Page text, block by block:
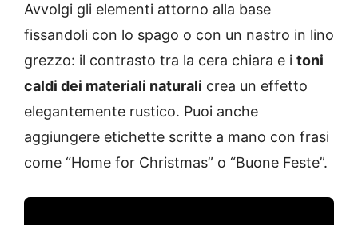
Avvolgi gli elementi attorno alla base
fissandoli con lo spago o con un nastro in lino
grezzo: il contrasto tra la cera chiara e i toni
caldi dei materiali naturali crea un effetto
elegantemente rustico. Puoi anche
aggiungere etichette scritte a mano con frasi
come “Home for Christmas” o “Buone Feste”.